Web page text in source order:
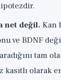
net değil. Kan
ve BDNF
tam
kasıtlı olarak